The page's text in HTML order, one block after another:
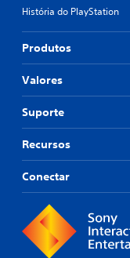
História do PlayStation
Produtos
Valores
Suporte
Recursos
Conectar